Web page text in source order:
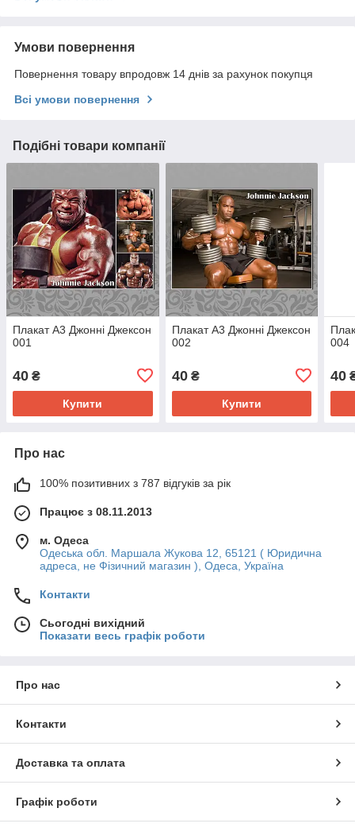
Умови повернення
Повернення товару впродовж 14 днів за рахунок покупця
Всі умови повернення
Подібні товари компанії
Плакат А3 Джонні Джексон
001
40 ₴
Купити
Плакат А3 Джонні Джексон
002
40₴
Купити
004
40
Про нас
100% позитивних з 787 відгуків за рік
Працює з 08.11.2013
м. Одеса
Одеська обл. Маршала Жукова 12, 65121 ( Юридична
адреса, не Фізичний магазин ), Одеса, Україна
Контакти
Сьогодні вихідний
Показати весь графік роботи
Про нас
Контакти
Доставка та оплата
Графік роботи